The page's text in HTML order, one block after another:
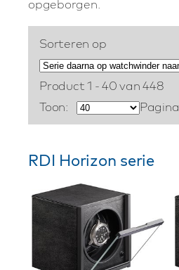
opgeborgen.
Sorteren op
Product 1 - 40 van 448
Toon:
Pagina
RDI Horizon serie